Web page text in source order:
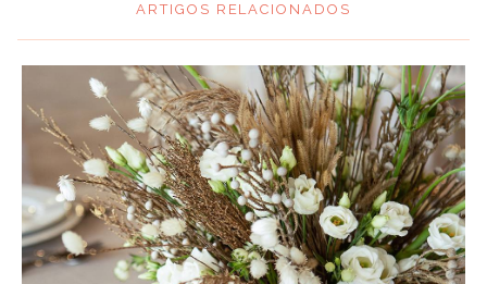
NOME*:
ARTIGOS RELACIONADOS